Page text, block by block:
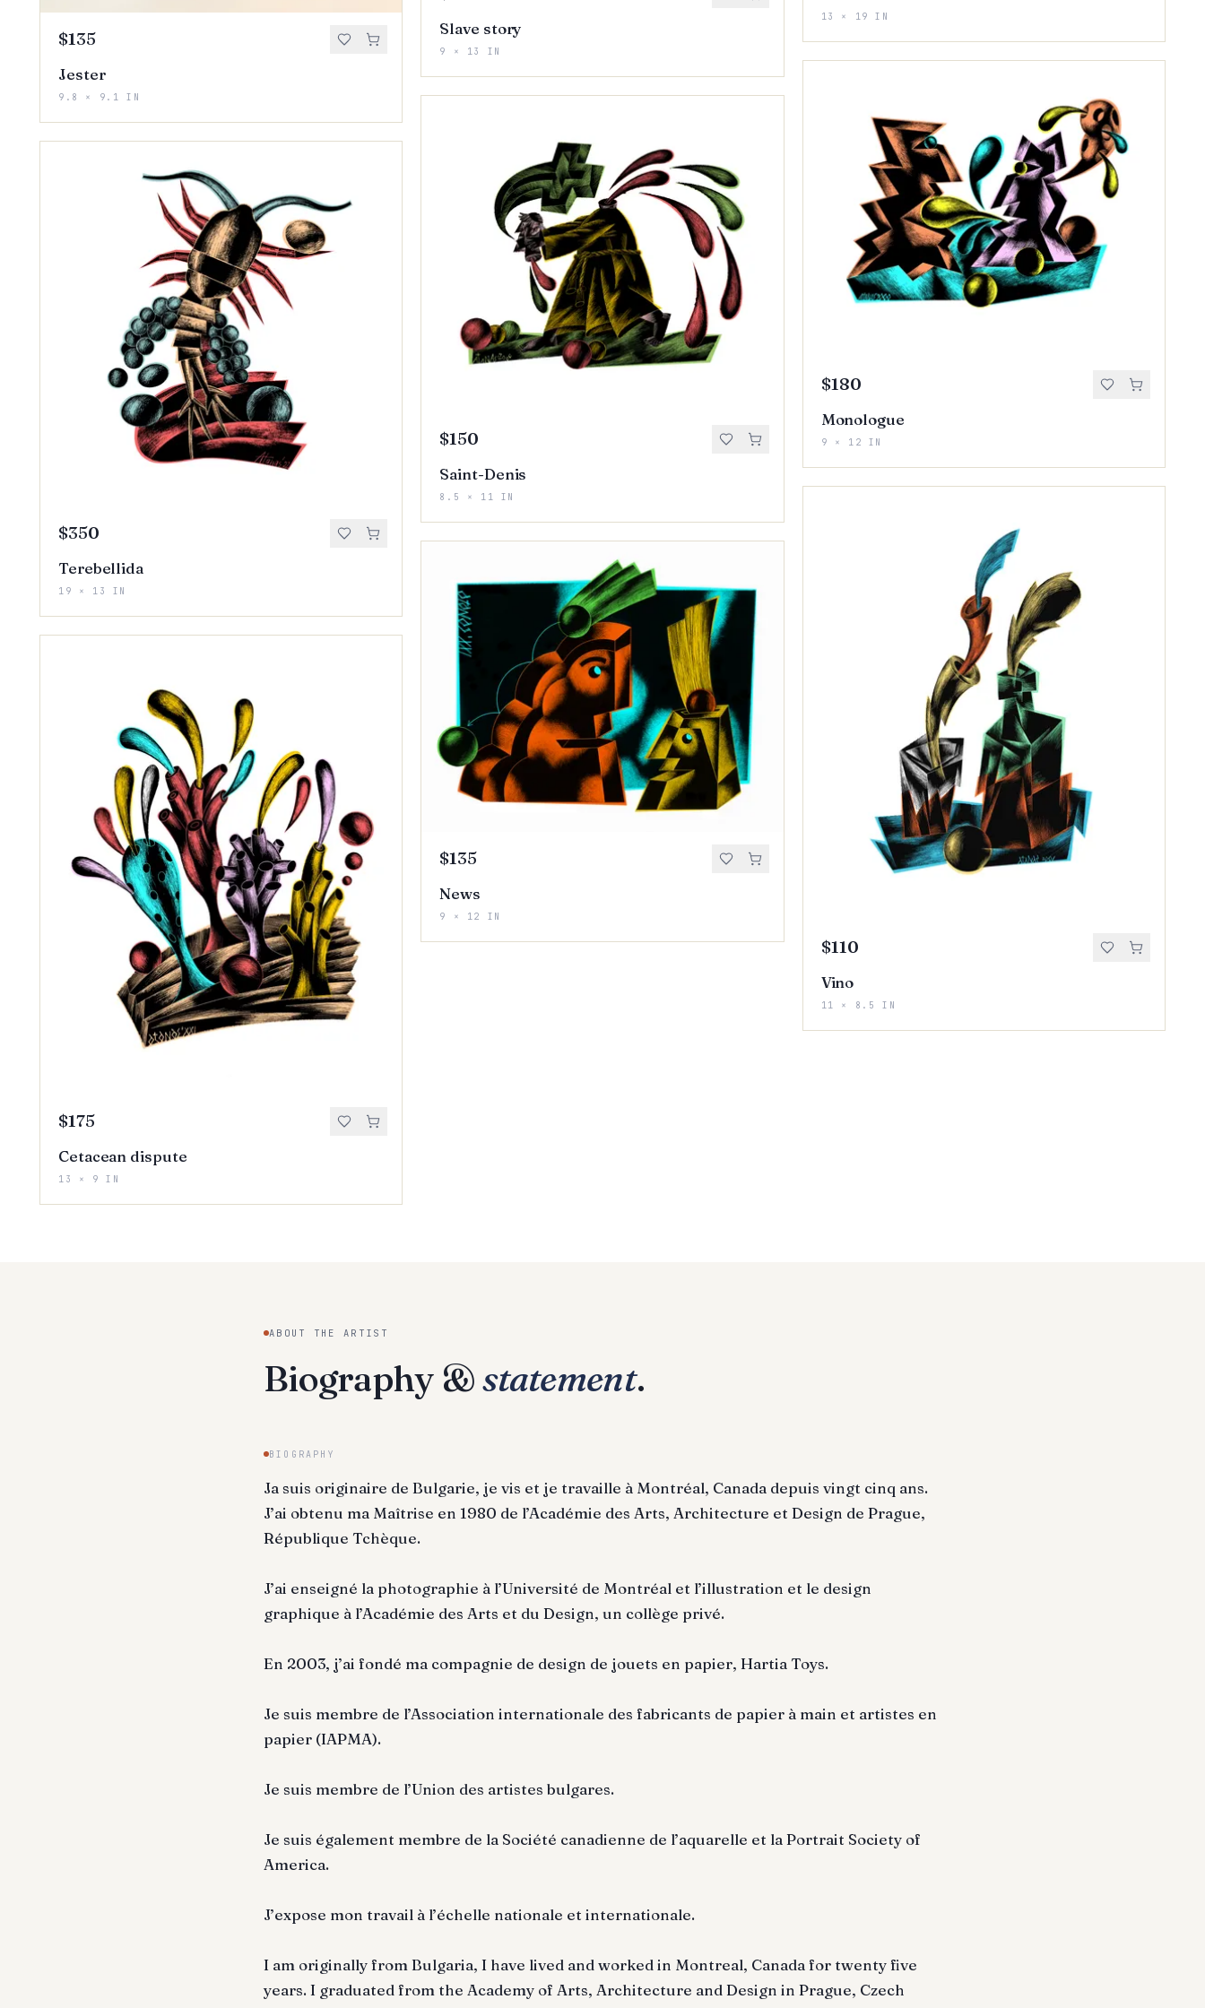
$135
Jester
9.8 × 9.1 IN
$350
Terebellida
19 × 13 IN
$175
Cetacean dispute
13 × 9 IN
Slave story
9 × 13 IN
$150
Saint-Denis
8.5 × 11 IN
$135
News
9 × 12 IN
13 × 19 IN
$180
Monologue
9 × 12 IN
$110
Vino
11 × 8.5 IN
ABOUT THE ARTIST
Biography &statement.
BIOGRAPHY
Ja suis originaire de Bulgarie, je vis et je travaille à Montréal, Canada depuis vingt cinq ans.
J’ai obtenu ma Maîtrise en 1980 de l’Académie des Arts, Architecture et Design de Prague,
République Tchèque.
J’ai enseigné la photographie à l’Université de Montréal et l’illustration et le design
graphique à l’Académie des Arts et du Design, un collège privé.
En 2003, j’ai fondé ma compagnie de design de jouets en papier, Hartia Toys.
Je suis membre de l’Association internationale des fabricants de papier à main et artistes en
papier (IAPMA).
Je suis membre de l’Union des artistes bulgares.
Je suis également membre de la Société canadienne de l’aquarelle et la Portrait Society of
America.
J’expose mon travail à l’échelle nationale et internationale.
I am originally from Bulgaria, I have lived and worked in Montreal, Canada for twenty five
years. I graduated from the Academy of Arts, Architecture and Design in Prague, Czech